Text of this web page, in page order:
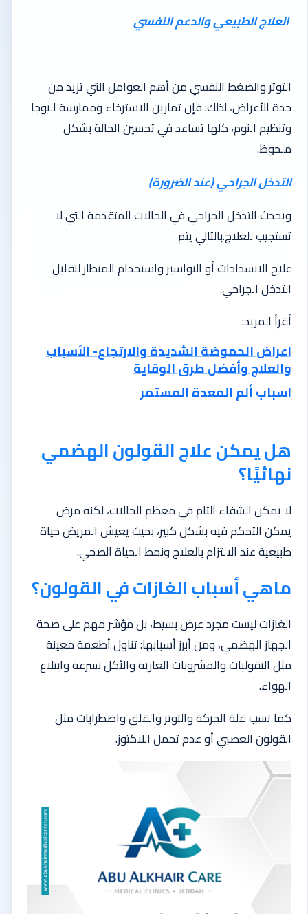
العلاج الطبيعي والدعم النفسي
التوتر والضغط النفسي من أهم العوامل التي تزيد من
حدة الأعراض، لذلك: فإن تمارين الاسترخاء وممارسة اليوجا
وتنظيم النوم، كلها تساعد في تحسين الحالة بشكل
ملحوظ.
التدخل الجراحي (عند الضرورة)
ويحدث التدخل الجراحي في الحالات المتقدمة التي لا
تستجيب للعلاج.بالتالي يتم
علاج الانسدادات أو النواسير واستخدام المنظار لتقليل
التدخل الجراحي.
أقرأ المزيد:
اعراض الحموضة الشديدة والارتجاع- الأسباب
والعلاج وأفضل طرق الوقاية
اسباب ألم المعدة المستمر
هل يمكن علاج القولون الهضمي
نهائيًا؟
لا يمكن الشفاء التام في معظم الحالات، لكنه مرض
يمكن التحكم فيه بشكل كبير، بحيث يعيش المريض حياة
طبيعية عند الالتزام بالعلاج ونمط الحياة الصحي.
ماهي أسباب الغازات في القولون؟
الغازات ليست مجرد عرض بسيط، بل مؤشر مهم على صحة
الجهاز الهضمي، ومن أبرز أسبابها: تناول أطعمة معينة
مثل البقوليات والمشروبات الغازية والأكل بسرعة وابتلاع
الهواء.
كما تسب قلة الحركة والتوتر والقلق واضطرابات مثل
القولون العصبي أو عدم تحمل اللاكتوز.